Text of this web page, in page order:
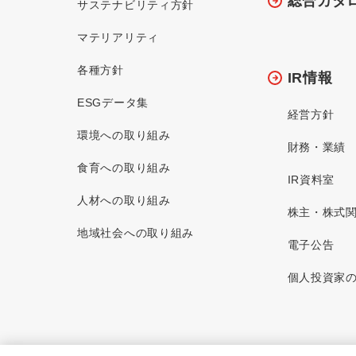
サステナビリティ方針
マテリアリティ
各種方針
ESGデータ集
環境への取り組み
食育への取り組み
人材への取り組み
地域社会への取り組み
IR情報
経営方針
財務・業績
IR資料室
株主・株式
電子公告
個人投資家